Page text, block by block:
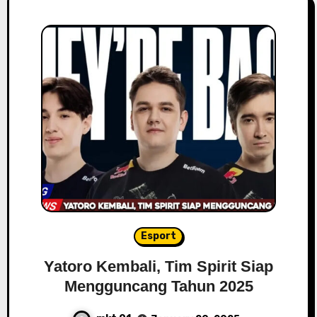
Esport
Yatoro Kembali, Tim Spirit Siap
Mengguncang Tahun 2025